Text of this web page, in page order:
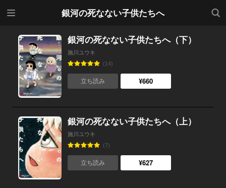
銀河の死なない子供たちへ
検索
銀河の死なない子供たちへ（下）
施川ユウキ
(14)
立ち読み ¥660
銀河の死なない子供たちへ（上）
施川ユウキ
(7)
立ち読み ¥627